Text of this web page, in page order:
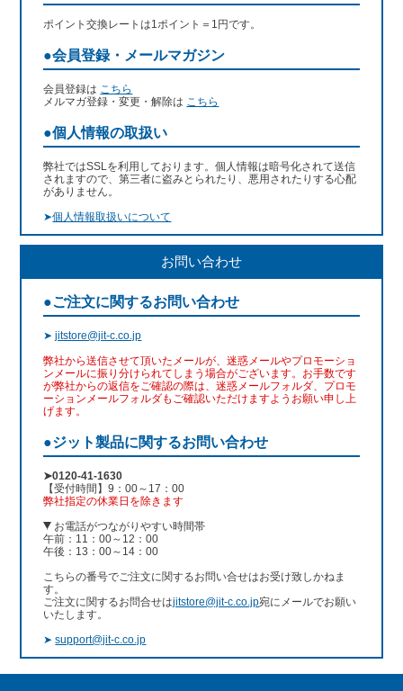
ポイント交換レートは1ポイント＝1円です。
●会員登録・メールマガジン
会員登録は こちら
メルマガ登録・変更・解除は こちら
●個人情報の取扱い
弊社ではSSLを利用しております。個人情報は暗号化されて送信
されますので、第三者に盗みとられたり、悪用されたりする心配
がありません。
➤個人情報取扱いについて
お問い合わせ
●ご注文に関するお問い合わせ
➤jitstore@jit-c.co.jp
弊社から送信させて頂いたメールが、迷惑メールやプロモーショ
ンメールに振り分けられてしまう場合がございます。お手数です
が弊社からの返信をご確認の際は、迷惑メールフォルダ、プロモ
ーションメールフォルダもご確認いただけますようお願い申し上
げます。
●ジット製品に関するお問い合わせ
➤0120-41-1630
【受付時間】9：00～17：00
弊社指定の休業日を除きます
お電話がつながりやすい時間帯
午前：11：00～12：00
午後：13：00～14：00
こちらの番号でご注文に関するお問い合せはお受け致しかねま
す。
ご注文に関するお問合せはjitstore@jit-c.co.jp宛にメールでお願い
いたします。
➤support@jit-c.co.jp